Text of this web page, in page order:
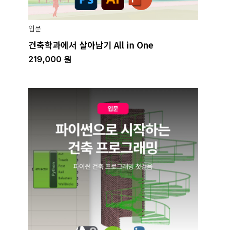
입문
건축학과에서 살아남기 All in One
219,000 원